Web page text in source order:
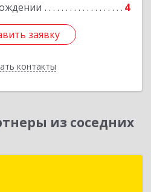
4
заявку
контакты
заявку
Назад
из соседних